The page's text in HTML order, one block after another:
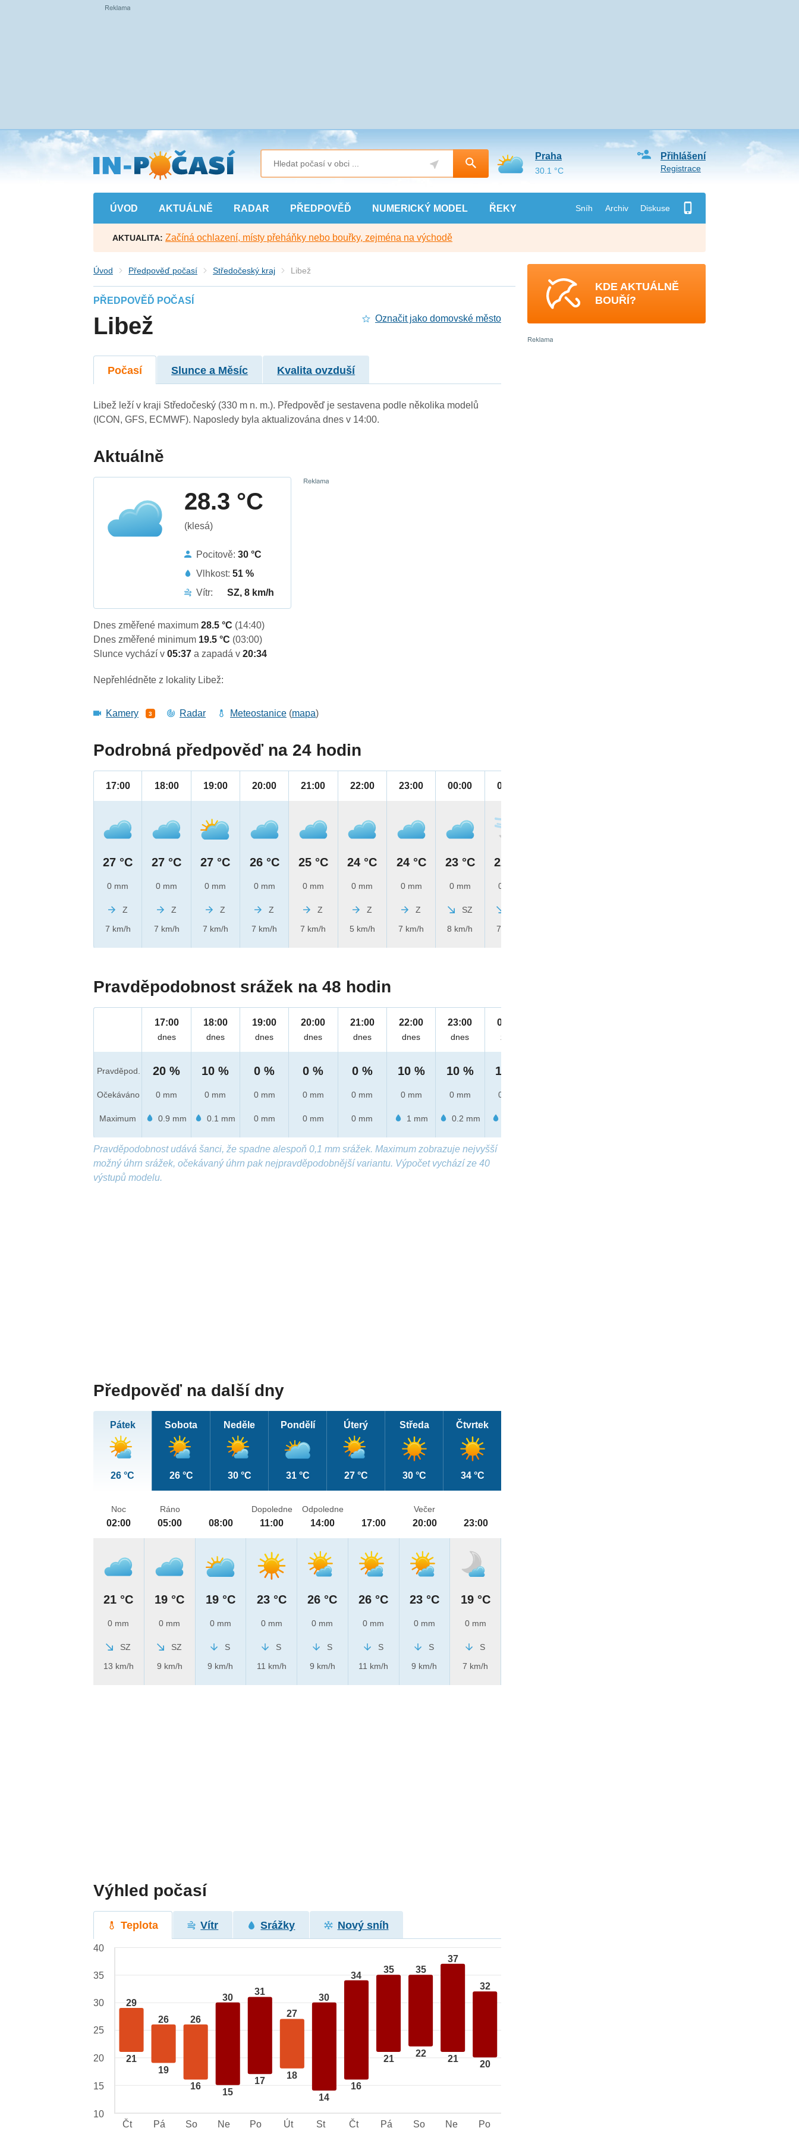
Přejít
na
hlavní
obsah
ÚVOD AKTUÁLNĚ RADAR PŘEDPOVĚĎ NUMERICKÝ MODEL ŘEKY Sníh Archiv Diskuse
Přihlášení
Registrace
Praha
30.1 °C
AKTUALITA: Začíná ochlazení, místy přeháňky nebo bouřky, zejména na východě
Úvod Předpověď počasí Středočeský kraj Libež
PŘEDPOVĚĎ POČASÍ
Libež Označit jako domovské město
Počasí Slunce a Měsíc Kvalita ovzduší
Libež leží v kraji Středočeský (330 m n. m.). Předpověď je sestavena podle několika modelů
(ICON, GFS, ECMWF). Naposledy byla aktualizována dnes v 14:00.
Aktuálně
28.3 °C
(klesá)
Pocitově:30 °C
Vlhkost:51 %
Vítr:
SZ, 8 km/h
Dnes změřené maximum28.5 °C (14:40)
Dnes změřené minimum 19.5 °C (03:00)
Slunce vychází v05:37a zapadá v20:34
Nepřehlédněte z lokality Libež:
Kamery 3 Radar Meteostanice (mapa)
Podrobná předpověď na 24 hodin
17:00
27 °C
0 mm
Z
7 km/h
18:00
27 °C
0 mm
Z
7 km/h
19:00
27 °C
0 mm
Z
7 km/h
20:00
26 °C
0 mm
Z
7 km/h
21:00
25 °C
0 mm
Z
7 km/h
22:00
24 °C
0 mm
Z
5 km/h
23:00
24 °C
0 mm
Z
7 km/h
00:00
23 °C
0 mm
SZ
8 km/h
01:00
22 °C
0 mm
7 km/h
Pravděpodobnost srážek na 48 hodin
Pravděpod.
Očekáváno
Maximum
17:00
dnes
20 %
0 mm
0.9 mm
18:00
dnes
10 %
0 mm
0.1 mm
19:00
dnes
0 %
0 mm
0 mm
20:00
dnes
0 %
0 mm
0 mm
21:00
dnes
0 %
0 mm
0 mm
22:00
dnes
10 %
0 mm
1 mm
23:00
dnes
10 %
0 mm
0.2 mm
00:00
zítra
10 %
0 mm
Pravděpodobnost udává šanci, že spadne alespoň 0,1 mm srážek. Maximum zobrazuje nejvyšší
možný úhrn srážek, očekávaný úhrn pak nejpravděpodobnější variantu. Výpočet vychází ze 40
výstupů modelu.
Předpověď na další dny
Pátek
26 °C
Sobota
26 °C
Neděle
30 °C
Pondělí
31 °C
Úterý
27 °C
Středa
30 °C
Čtvrtek
34 °C
Noc
02:00
21 °C
0 mm
SZ
13 km/h
Ráno
05:00
19 °C
0 mm
SZ
9 km/h
08:00
19 °C
0 mm
S
9 km/h
Dopoledne
11:00
23 °C
0 mm
S
11 km/h
Odpoledne
14:00
26 °C
0 mm
S
9 km/h
17:00
26 °C
0 mm
S
11 km/h
Večer
20:00
23 °C
0 mm
S
9 km/h
23:00
19 °C
0 mm
S
7 km/h
Výhled počasí
Teplota Vítr Srážky Nový sníh
29
21
26
19
26
16
30
15
31
17
27
18
30
14
34
16
35
21
35
22
37
21
32
20
40
35
30
25
20
15
10
Čt
Pá So Ne Po Út St Čt Pá So Ne Po
KDE AKTUÁLNĚ
BOUŘÍ?